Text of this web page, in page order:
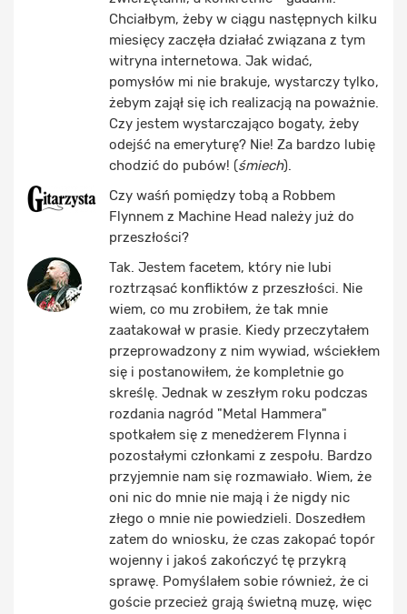
Chciałbym, żeby w ciągu następnych kilku
miesięcy zaczęła działać związana z tym
witryna internetowa. Jak widać,
pomysłów mi nie brakuje, wystarczy tylko,
żebym zajął się ich realizacją na poważnie.
Czy jestem wystarczająco bogaty, żeby
odejść na emeryturę? Nie! Za bardzo lubię
chodzić do pubów! (śmiech).
Czy waśń pomiędzy tobą a Robbem
Flynnem z Machine Head należy już do
przeszłości?
Tak. Jestem facetem, który nie lubi
roztrząsać konfliktów z przeszłości. Nie
wiem, co mu zrobiłem, że tak mnie
zaatakował w prasie. Kiedy przeczytałem
przeprowadzony z nim wywiad, wściekłem
się i postanowiłem, że kompletnie go
skreślę. Jednak w zeszłym roku podczas
rozdania nagród "Metal Hammera"
spotkałem się z menedżerem Flynna i
pozostałymi członkami z zespołu. Bardzo
przyjemnie nam się rozmawiało. Wiem, że
oni nic do mnie nie mają i że nigdy nic
złego o mnie nie powiedzieli. Doszedłem
zatem do wniosku, że czas zakopać topór
wojenny i jakoś zakończyć tę przykrą
sprawę. Pomyślałem sobie również, że ci
goście przecież grają świetną muzę, więc